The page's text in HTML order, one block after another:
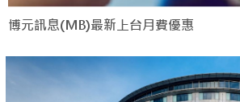
博元訊息(MB)最新上台月費優惠